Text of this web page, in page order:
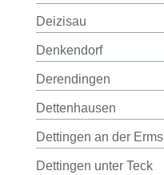
Deizisau
Denkendorf
Derendingen
Dettenhausen
Dettingen an der Erms
Dettingen unter Teck